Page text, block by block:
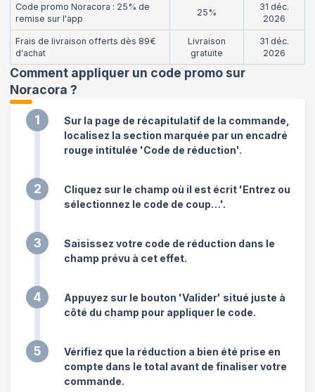
Code promo Noracora : 25% de
remise sur l'app
25%
31 déc.
2026
Frais de livraison offerts dès 89€
d'achat
Livraison
gratuite
31 déc.
2026
Comment appliquer un code promo sur
Noracora ?
1
Sur la page de récapitulatif de la commande,
localisez la section marquée par un encadré
rouge intitulée 'Code de réduction'.
2
Cliquez sur le champ où il est écrit 'Entrez ou
sélectionnez le code de coup…'.
3
Saisissez votre code de réduction dans le
champ prévu à cet effet.
4
Appuyez sur le bouton 'Valider' situé juste à
côté du champ pour appliquer le code.
5
Vérifiez que la réduction a bien été prise en
compte dans le total avant de finaliser votre
commande.